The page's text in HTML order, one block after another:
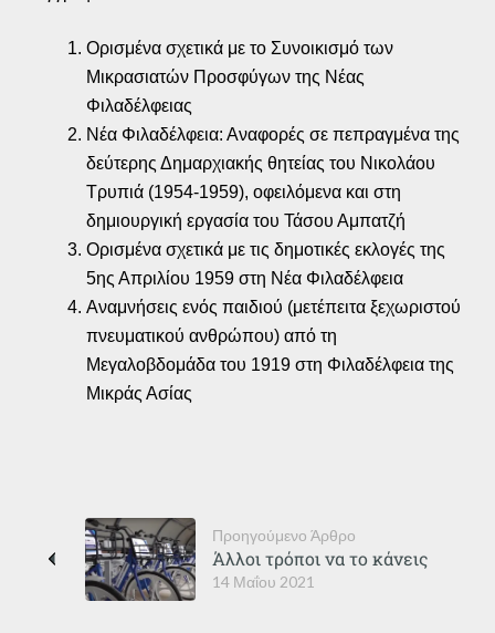
Ορισμένα σχετικά με το Συνοικισμό των
Μικρασιατών Προσφύγων της Νέας
Φιλαδέλφειας
Νέα Φιλαδέλφεια: Αναφορές σε πεπραγμένα της
δεύτερης Δημαρχιακής θητείας του Νικολάου
Τρυπιά (1954-1959), οφειλόμενα και στη
δημιουργική εργασία του Τάσου Αμπατζή
Ορισμένα σχετικά με τις δημοτικές εκλογές της
5ης Απριλίου 1959 στη Νέα Φιλαδέλφεια
Αναμνήσεις ενός παιδιού (μετέπειτα ξεχωριστού
πνευματικού ανθρώπου) από τη
Μεγαλοβδομάδα του 1919 στη Φιλαδέλφεια της
Μικράς Ασίας
Προηγούμενο Άρθρο
14 Μαΐου 2021
Άλλοι τρόποι να το κάνεις